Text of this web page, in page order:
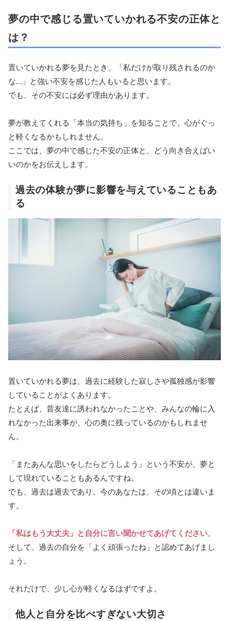
夢の中で感じる置いていかれる不安の正体と
は？
置いていかれる夢を見たとき、「私だけが取り残されるのか
な…」と強い不安を感じた人もいると思います。
でも、その不安には必ず理由があります。
夢が教えてくれる「本当の気持ち」を知ることで、心がぐっ
と軽くなるかもしれません。
ここでは、夢の中で感じた不安の正体と、どう向き合えばい
いのかをお伝えします。
過去の体験が夢に影響を与えていることもあ
る
置いていかれる夢は、過去に経験した寂しさや孤独感が影響
していることがよくあります。
たとえば、昔友達に誘われなかったことや、みんなの輪に入
れなかった出来事が、心の奥に残っているのかもしれませ
ん。
「またあんな思いをしたらどうしよう」という不安が、夢と
して現れていることもあるんですね。
でも、過去は過去であり、今のあなたは、その頃とは違いま
す。
「私はもう大丈夫」と自分に言い聞かせてあげてください。
そして、過去の自分を「よく頑張ったね」と認めてあげまし
ょう。
それだけで、少し心が軽くなるはずですよ。
他人と自分を比べすぎない大切さ